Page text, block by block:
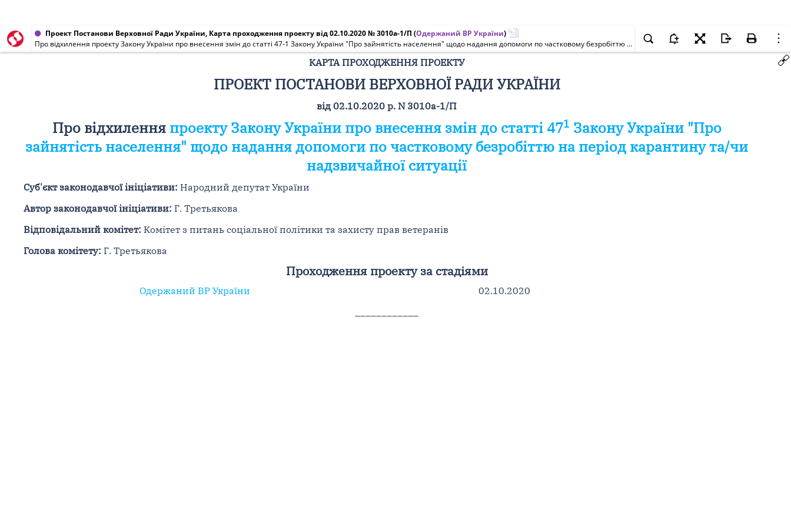
Проект Постанови Верховної Ради України, Карта проходження проекту від 02.10.2020 № 3010а-1/П (Одержаний ВР України)
Про відхилення проекту Закону України про внесення змін до статті 47-1 Закону України "Про зайнятість населення" щодо надання допомоги по частковому безробіттю на період карантину та/чи надзвичайної ситуації